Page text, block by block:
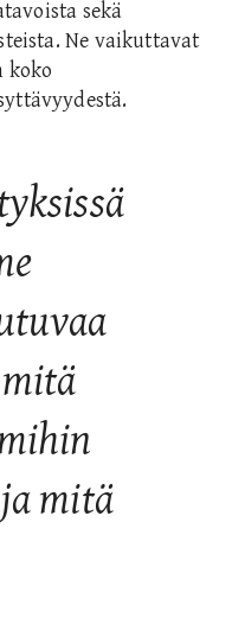
sekä
Ne vaikuttavat
koko
mitä